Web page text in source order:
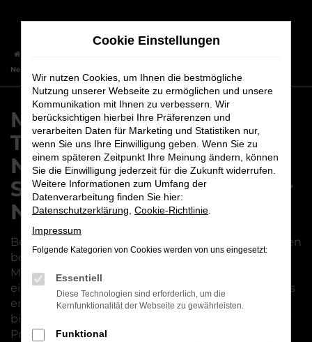
Zum
springen
Neuwagen mit Schnäppchengarantie für Nürnberg
Mitsubishi
Tageszulassung – Ihr
Neuwagen mit
Schnäppchengarantie für
Nürnberg
Beim Autokauf für Nürnberg machen Schnäppchen
besonderen Spaß. Unser Vorschlag ist eine
Mitsubishi Tageszulassung, denn hier erhalten Sie
einen Neuwagen zum Preis eines Gebrauchten. Als
erfahrener Autohändler in der Region Nürnberg
bieten wir eine Reihe von Modellen, bei denen der
Preis ohne qualitative Abstriche gesenkt wurde.
Cookie Einstellungen
Wir nutzen Cookies, um Ihnen die bestmögliche
Nutzung unserer Webseite zu ermöglichen und unsere
Kommunikation mit Ihnen zu verbessern. Wir
berücksichtigen hierbei Ihre Präferenzen und
verarbeiten Daten für Marketing und Statistiken nur,
wenn Sie uns Ihre Einwilligung geben. Wenn Sie zu
einem späteren Zeitpunkt Ihre Meinung ändern, können
Sie die Einwilligung jederzeit für die Zukunft widerrufen.
Weitere Informationen zum Umfang der
Datenverarbeitung finden Sie hier:
Datenschutzerklärung Cookie-Richtlinie
Impressum
Folgende Kategorien von Cookies werden von uns eingesetzt:
Essentiell
Diese Technologien sind erforderlich, um die
Kernfunktionalität der Webseite zu gewährleisten.
Funktional